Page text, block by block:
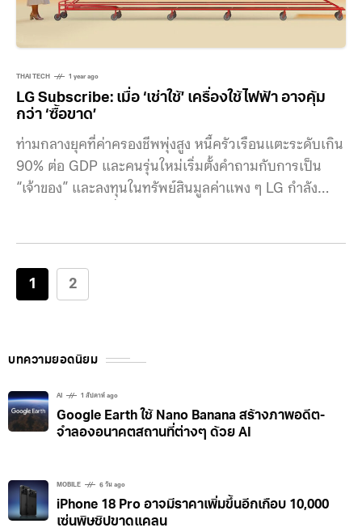
THAI TECH 1 year ago
LG Subscribe: เมื่อ ‘เช่าใช้’ เครื่องใช้ไฟฟ้า อาจคุ้ม
กว่า ‘ซื้อขาด’
ท่ามกลางยุคที่ค่าครองชีพพุ่งสูง หนี้ครัวเรือนแตะระดับเกิน
90% ต่อ GDP และคนรุ่นใหม่เริ่มตั้งคำถามกับการเป็น
“เจ้าของ” และลงทุนในทรัพย์สินมูลค่าแพง ๆ LG กำลัง
ที่ควบคุมได้ พร้อมรับบริการซ่อมบำรุงและการดูแลครบ
วงจร เหมือนกับบริการ subscription แบบ Netflix หรือ
1 2
บทความยอดนิยม
AI 1 สัปดาห์ ago
Google Earth ใช้ Nano Banana สร้างภาพอดีต-
จำลองอนาคตสถานที่ต่างๆ ด้วย AI
MOBILE 6 วัน ago
iPhone 18 Pro อาจมีราคาเพิ่มขึ้นอีกเกือบ 10,000
เซ่นพิษชิปขาดแคลน